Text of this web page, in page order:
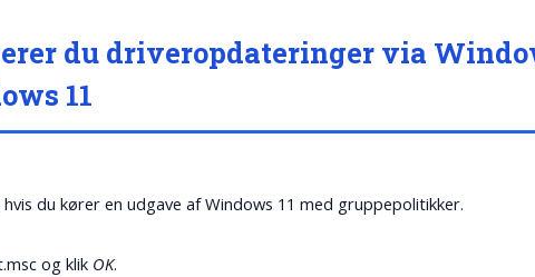
du driveropdateringer via
11
du kører en udgave af Windows 11 med gruppepolitikker.
og klik OK.